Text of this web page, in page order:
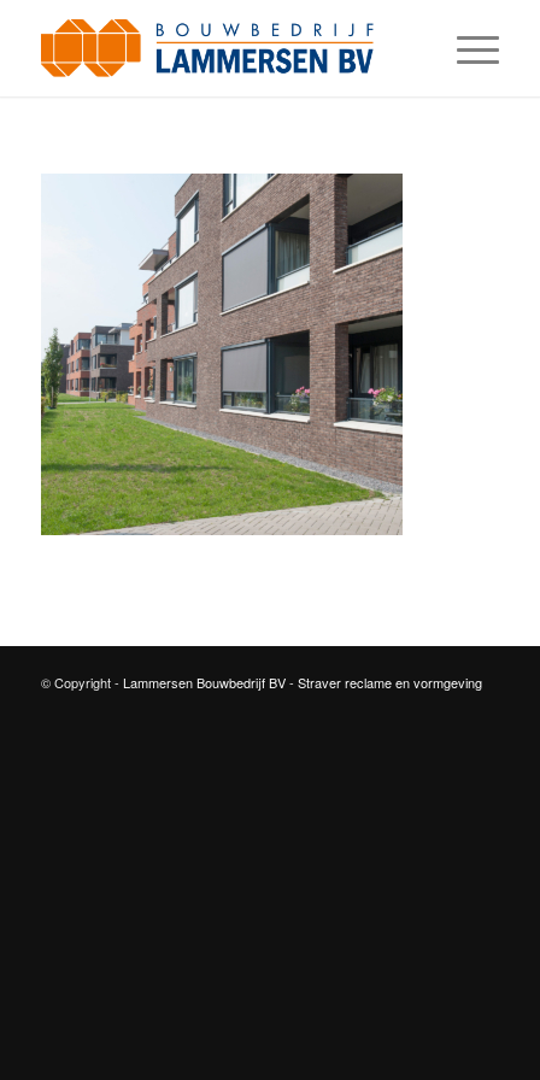
© Copyright - Lammersen Bouwbedrijf BV- Straver reclame en vormgeving